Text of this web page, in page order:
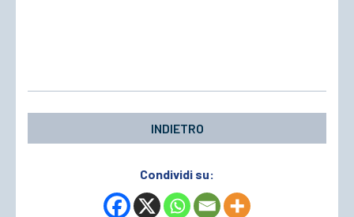
INDIETRO
Condividi su: